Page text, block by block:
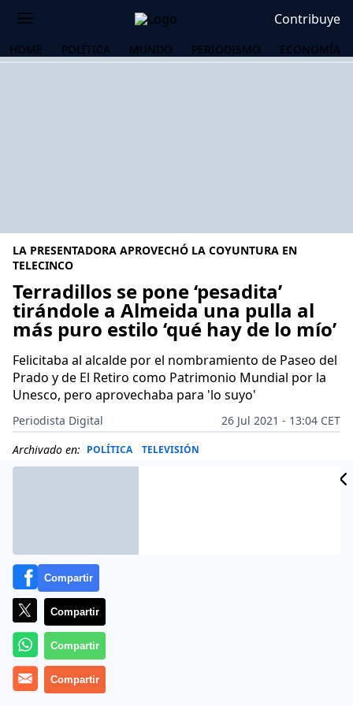
Contribuye
HOME POLÍTICA MUNDO PERIODISMO ECONOMÍA
LA PRESENTADORA APROVECHÓ LA COYUNTURA EN
TELECINCO
Terradillos se pone ‘pesadita’
tirándole a Almeida una pulla al
más puro estilo ‘qué hay de lo mío’
Felicitaba al alcalde por el nombramiento de Paseo del
Prado y de El Retiro como Patrimonio Mundial por la
Unesco, pero aprovechaba para 'lo suyo'
Periodista Digital
26 Jul 2021 - 13:04 CET
Archivado en: POLÍTICA TELEVISIÓN
Compartir
Compartir
Compartir
Compartir